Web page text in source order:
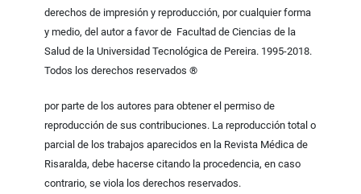
derechos de impresión y reproducción, por cualquier forma
y medio, del autor a favor de Facultad de Ciencias de la
Salud de la Universidad Tecnológica de Pereira. 1995-2018.
Todos los derechos reservados ®
por parte de los autores para obtener el permiso de
reproducción de sus contribuciones. La reproducción total o
parcial de los trabajos aparecidos en la Revista Médica de
Risaralda, debe hacerse citando la procedencia, en caso
contrario, se viola los derechos reservados.